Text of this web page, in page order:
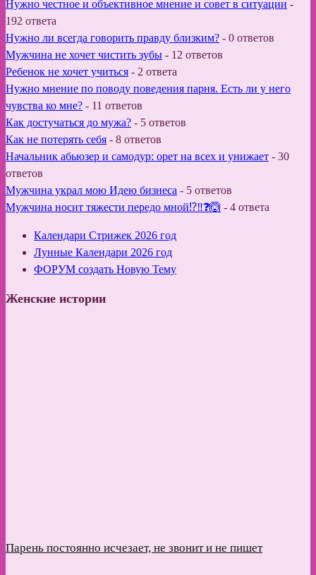
Нужно честное и объективное мнение и совет в ситуации -
192 ответа
Нужно ли всегда говорить правду близким? - 0 ответов
Мужчина не хочет чистить зубы - 12 ответов
Ребенок не хочет учиться - 2 ответа
Нужно мнение по поводу поведения парня. Есть ли у него
чувства ко мне? - 11 ответов
Как достучаться до мужа? - 5 ответов
Как не потерять себя - 8 ответов
Начальник абьюзер и самодур: орет на всех и унижает - 30
ответов
Мужчина украл мою Идею бизнеса - 5 ответов
Мужчина носит тяжести передо мной⁉️‼️❓🙆 - 4 ответа
Календари Стрижек 2026 год
Лунные Календари 2026 год
ФОРУМ создать Новую Тему
Женские истории
Парень постоянно исчезает, не звонит и не пишет